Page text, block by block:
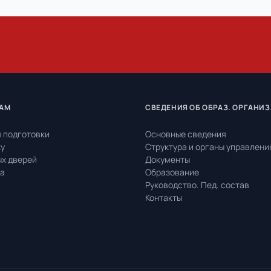
дверей
СВЕДЕНИЯ ОБ ОБРАЗ.
Основные сведения
Структура и органы
Документы
Образование
Руководство. Пед. состав
Контакты